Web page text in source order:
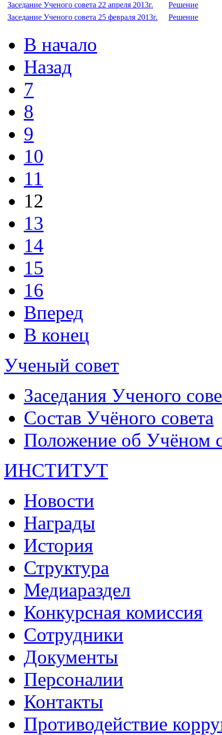
Заседание Ученого совета 22 апреля 2013г.
Решение
Заседание Ученого совета 25 февраля 2013г.
Решение
В начало
Назад
7
8
9
10
11
12
13
14
15
16
Вперед
В конец
Ученый совет
Заседания Ученого
Состав Учёного совета
Положение об Учёном
ИНСТИТУТ
Новости
Награды
История
Структура
Медиараздел
Конкурсная комиссия
Сотрудники
Документы
Персоналии
Контакты
Противодействие